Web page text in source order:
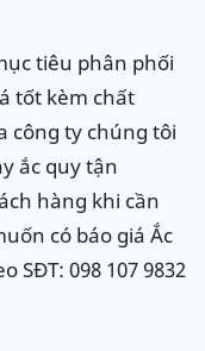
tiêu phân phối
tốt kèm chất
công ty chúng tôi
ắc quy tận
hàng khi cần
có báo giá Ắc
SĐT: 098 107 9832